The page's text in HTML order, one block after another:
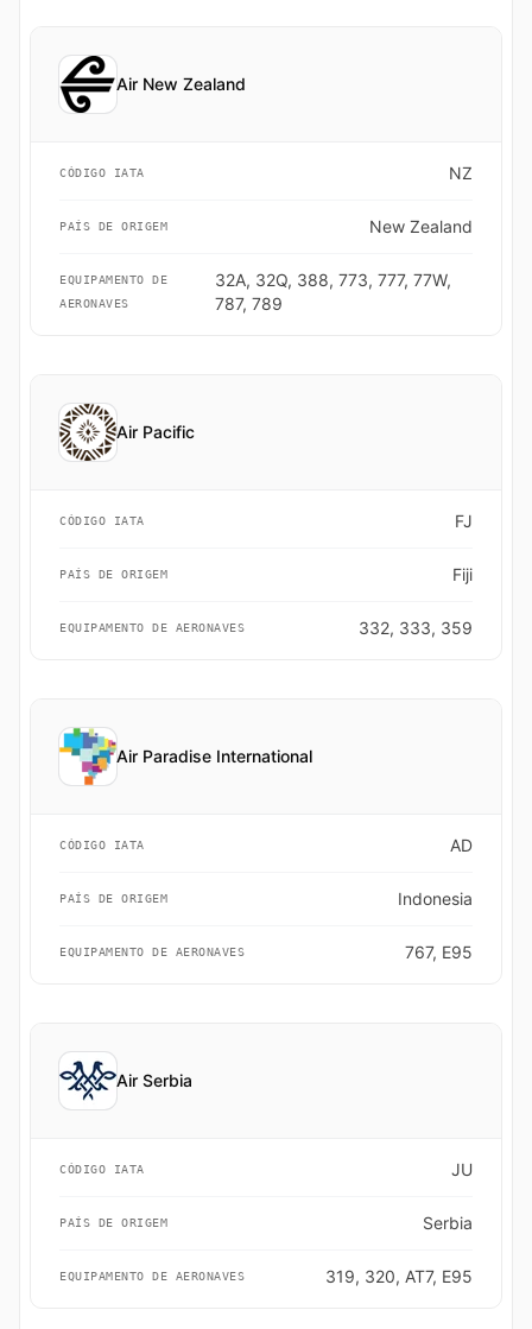
Air New Zealand
CÓDIGO IATA NZ
PAÍS DE ORIGEM New Zealand
EQUIPAMENTO DE
AERONAVES
32A, 32Q, 388, 773, 777, 77W,
787, 789
Air Pacific
CÓDIGO IATA FJ
PAÍS DE ORIGEM Fiji
EQUIPAMENTO DE AERONAVES 332, 333, 359
Air Paradise International
CÓDIGO IATA AD
PAÍS DE ORIGEM Indonesia
EQUIPAMENTO DE AERONAVES 767, E95
Air Serbia
CÓDIGO IATA JU
PAÍS DE ORIGEM Serbia
EQUIPAMENTO DE AERONAVES 319, 320, AT7, E95